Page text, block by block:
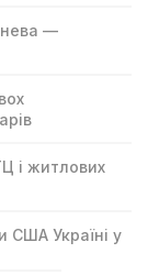
—
і житлових
США Україні у